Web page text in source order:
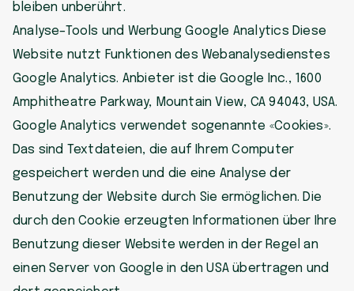
bleiben unberührt.
Analyse–Tools und Werbung Google Analytics Diese
Website nutzt Funktionen des Webanalysedienstes
Google Analytics. Anbieter ist die Google Inc., 1600
Amphitheatre Parkway, Mountain View, CA 94043, USA.
Google Analytics verwendet sogenannte «Cookies».
Das sind Textdateien, die auf Ihrem Computer
gespeichert werden und die eine Analyse der
Benutzung der Website durch Sie ermöglichen. Die
durch den Cookie erzeugten Informationen über Ihre
Benutzung dieser Website werden in der Regel an
einen Server von Google in den USA übertragen und